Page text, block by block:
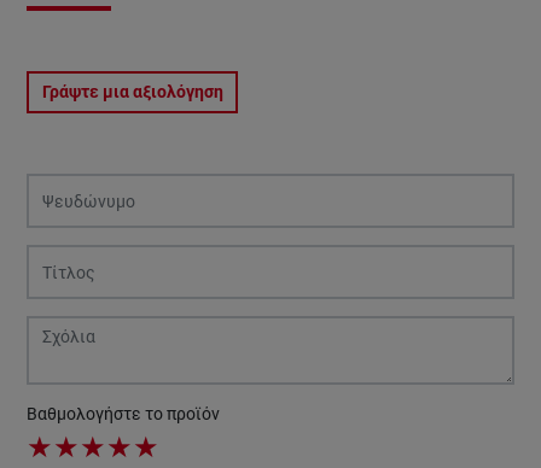
Γράψτε μια αξιολόγηση
Βαθμολογήστε το προϊόν
★★★★★